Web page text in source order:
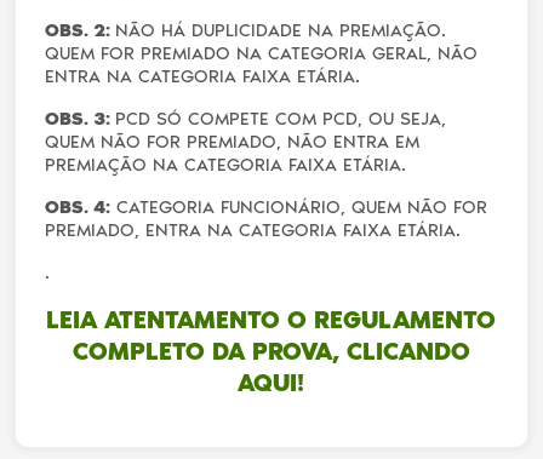
OBS. 2: NÃO HÁ DUPLICIDADE NA PREMIAÇÃO.
QUEM FOR PREMIADO NA CATEGORIA GERAL, NÃO
ENTRA NA CATEGORIA FAIXA ETÁRIA.
OBS. 3: PCD SÓ COMPETE COM PCD, OU SEJA,
QUEM NÃO FOR PREMIADO, NÃO ENTRA EM
PREMIAÇÃO NA CATEGORIA FAIXA ETÁRIA.
OBS. 4: CATEGORIA FUNCIONÁRIO, QUEM NÃO FOR
PREMIADO, ENTRA NA CATEGORIA FAIXA ETÁRIA.
.
LEIA ATENTAMENTO O REGULAMENTO
COMPLETO DA PROVA, CLICANDO
AQUI!